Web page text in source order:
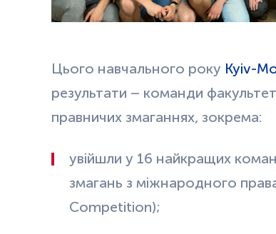
Цього навчального року Kyiv-
результати – команди
правничих змаганнях, зокрема:
увійшли у 16 найкращих
змагань з міжнародного
Competition);